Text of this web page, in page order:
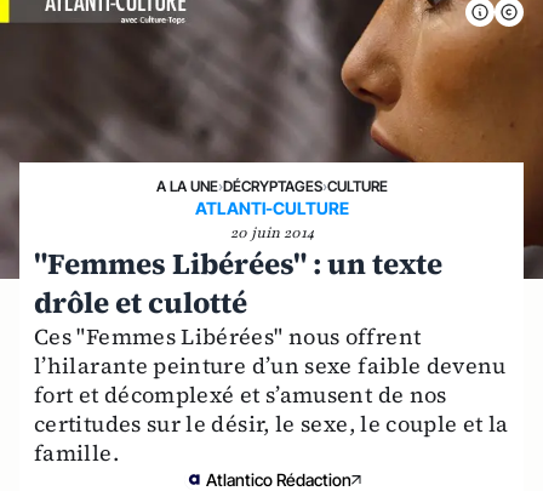
A LA UNE›DÉCRYPTAGES›CULTURE
ATLANTI-CULTURE
20 juin 2014
"Femmes Libérées" : un texte
drôle et culotté
Ces "Femmes Libérées" nous offrent
l’hilarante peinture d’un sexe faible devenu
fort et décomplexé et s’amusent de nos
certitudes sur le désir, le sexe, le couple et la
famille.
Atlantico Rédaction